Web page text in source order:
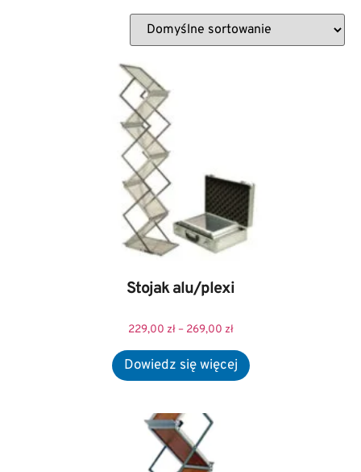
Stojak alu/plexi
229,00 zł – 269,00 zł